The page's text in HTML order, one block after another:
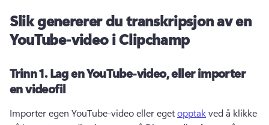
Slik genererer du transkripsjon av en
YouTube-video i Clipchamp
Trinn 1.Lag en YouTube-video, eller importer
en videofil
Importer egen YouTube-video eller eget opptak ved å klikke